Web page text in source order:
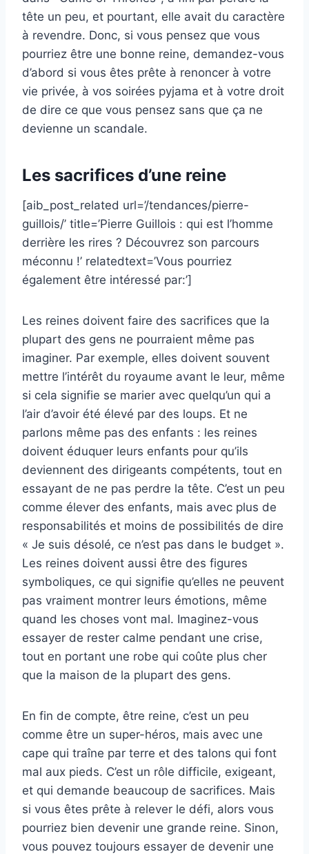
tête un peu, et pourtant, elle avait du caractère
à revendre. Donc, si vous pensez que vous
pourriez être une bonne reine, demandez-vous
d’abord si vous êtes prête à renoncer à votre
vie privée, à vos soirées pyjama et à votre droit
de dire ce que vous pensez sans que ça ne
devienne un scandale.
Les sacrifices d’une reine
[aib_post_related url=’/tendances/pierre-
guillois/’ title=’Pierre Guillois : qui est l’homme
derrière les rires ? Découvrez son parcours
méconnu !’ relatedtext=’Vous pourriez
également être intéressé par:’]
Les reines doivent faire des sacrifices que la
plupart des gens ne pourraient même pas
imaginer. Par exemple, elles doivent souvent
mettre l’intérêt du royaume avant le leur, même
si cela signifie se marier avec quelqu’un qui a
l’air d’avoir été élevé par des loups. Et ne
parlons même pas des enfants : les reines
doivent éduquer leurs enfants pour qu’ils
deviennent des dirigeants compétents, tout en
essayant de ne pas perdre la tête. C’est un peu
comme élever des enfants, mais avec plus de
responsabilités et moins de possibilités de dire
« Je suis désolé, ce n’est pas dans le budget ».
Les reines doivent aussi être des figures
symboliques, ce qui signifie qu’elles ne peuvent
pas vraiment montrer leurs émotions, même
quand les choses vont mal. Imaginez-vous
essayer de rester calme pendant une crise,
tout en portant une robe qui coûte plus cher
que la maison de la plupart des gens.
En fin de compte, être reine, c’est un peu
comme être un super-héros, mais avec une
cape qui traîne par terre et des talons qui font
mal aux pieds. C’est un rôle difficile, exigeant,
et qui demande beaucoup de sacrifices. Mais
si vous êtes prête à relever le défi, alors vous
pourriez bien devenir une grande reine. Sinon,
vous pouvez toujours essayer de devenir une